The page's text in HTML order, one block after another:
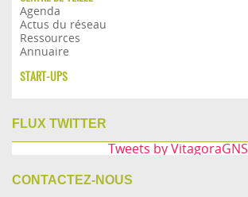
Agenda
Actus du réseau
Ressources
Annuaire
START-UPS
FLUX TWITTER
Tweets by VitagoraGNS
CONTACTEZ-NOUS